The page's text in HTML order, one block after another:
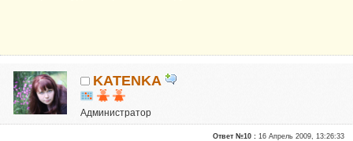
KATENKA
Администратор
Ответ №10 :16 Апрель 2009, 13:26:33